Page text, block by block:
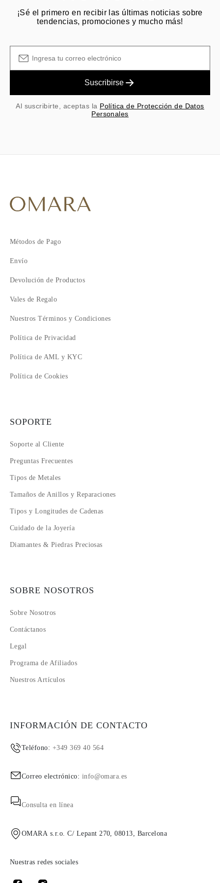
¡Sé el primero en recibir las últimas noticias sobre
tendencias, promociones y mucho más!
Suscribirse
Al suscribirte, aceptas la Política de Protección de Datos
Personales
Métodos de Pago
Envío
Devolución de Productos
Vales de Regalo
Nuestros Términos y Condiciones
Política de Privacidad
Política de AML y KYC
Política de Cookies
SOPORTE
Soporte al Cliente
Preguntas Frecuentes
Tipos de Metales
Tamaños de Anillos y Reparaciones
Tipos y Longitudes de Cadenas
Cuidado de la Joyería
Diamantes & Piedras Preciosas
SOBRE NOSOTROS
Sobre Nosotros
Contáctanos
Legal
Programa de Afiliados
Nuestros Artículos
INFORMACIÓN DE CONTACTO
Teléfono: +349 369 40 564
Correo electrónico: info@omara.es
Consulta en línea
OMARA s.r.o. C/ Lepant 270, 08013, Barcelona
Nuestras redes sociales